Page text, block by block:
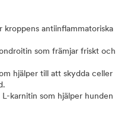
kroppens antiinflammatoriska
som främjar friskt och
hjälper till att skydda celler
karnitin som hjälper hunden